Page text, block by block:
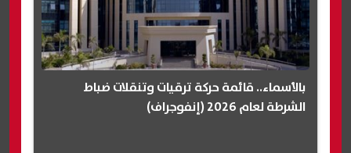
بالأسماء.. قائمة حركة ترقيات وتنقلات ضباط
الشرطة لعام 2026 (إنفوجراف)